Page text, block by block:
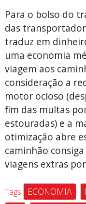
Para o bolso do
das
traduz em
uma economia
viagem aos
consideração a
motor ocioso
fim das multas
estouradas) e a
otimização abre
caminhão
viagens extras
Tags ECONOMIA